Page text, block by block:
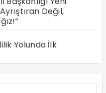
Değil,
Yolunda İlk